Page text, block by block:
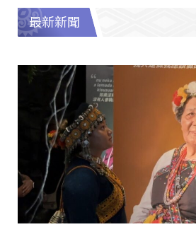
最新新聞